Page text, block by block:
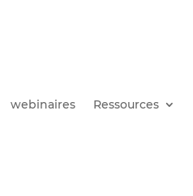
webinaires Ressources